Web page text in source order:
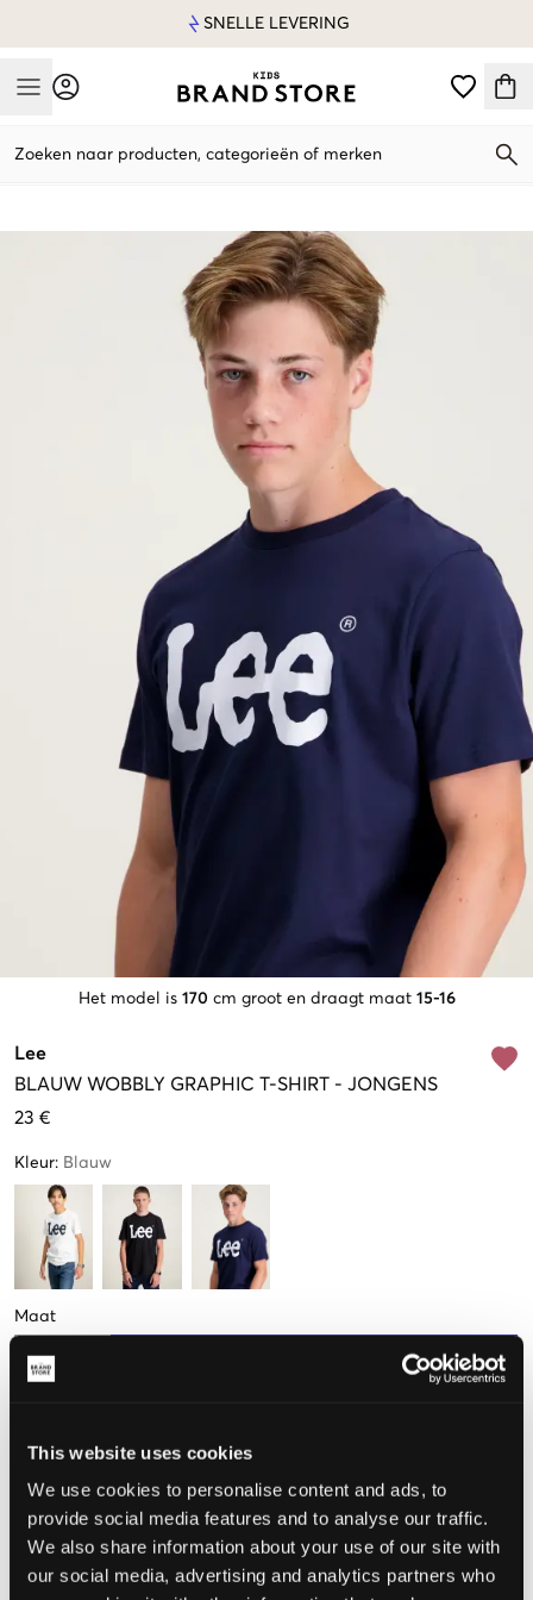
This website uses cookies
We use cookies to personalise content and ads, to
provide social media features and to analyse our traffic.
We also share information about your use of our site with
our social media, advertising and analytics partners who
SNELLE LEVERING
Mobile Menu
Zoeken naar producten, categorieën of merken
Het model is 170 cm groot en draagt maat 15-16
Lee
BLAUW WOBBLY GRAPHIC T-SHIRT - JONGENS
23 €
Kleur: Blauw
Maat
9-10 jaar
134-140cm
15-16 jaar
170-176cm
De maat lijkt
Te klein
MAATTABEL